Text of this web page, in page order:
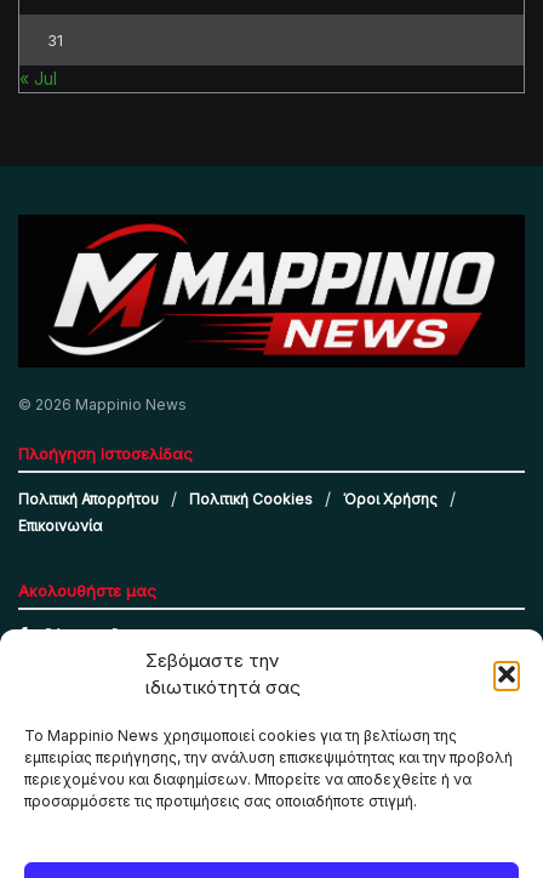
Σεβόμαστε την
ιδιωτικότητά σας
Το Mappinio News χρησιμοποιεί cookies για τη βελτίωση της
εμπειρίας περιήγησης, την ανάλυση επισκεψιμότητας και την προβολή
περιεχομένου και διαφημίσεων. Μπορείτε να αποδεχθείτε ή να
προσαρμόσετε τις προτιμήσεις σας οποιαδήποτε στιγμή.
31
« Jul
© 2026 Mappinio News
Πλοήγηση Ιστοσελίδας
Πολιτική Απορρήτου Πολιτική Cookies
Όροι Χρήσης
Επικοινωνία
Ακολουθήστε μας